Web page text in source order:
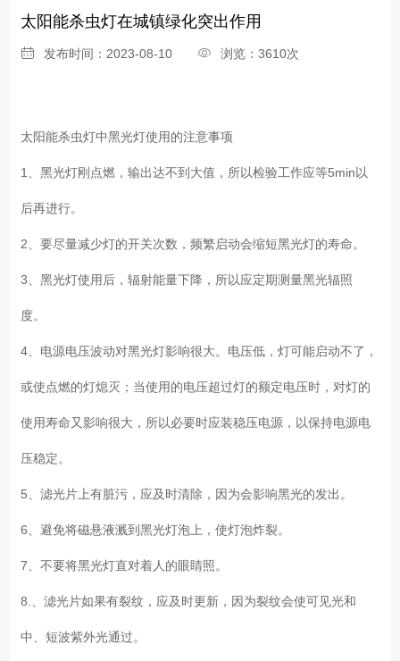
太阳能杀虫灯在城镇绿化突出作用
发布时间：2023-08-10 浏览：3610次
太阳能杀虫灯中黑光灯使用的注意事项
1、黑光灯刚点燃，输出达不到大值，所以检验工作应等5min以
后再进行。
2、要尽量减少灯的开关次数，频繁启动会缩短黑光灯的寿命。
3、黑光灯使用后，辐射能量下降，所以应定期测量黑光辐照
度。
4、电源电压波动对黑光灯影响很大。电压低，灯可能启动不了，
或使点燃的灯熄灭；当使用的电压超过灯的额定电压时，对灯的
使用寿命又影响很大，所以必要时应装稳压电源，以保持电源电
压稳定。
5、滤光片上有脏污，应及时清除，因为会影响黑光的发出。
6、避免将磁悬液溅到黑光灯泡上，使灯泡炸裂。
7、不要将黑光灯直对着人的眼睛照。
8.、滤光片如果有裂纹，应及时更新，因为裂纹会使可见光和
中、短波紫外光通过。